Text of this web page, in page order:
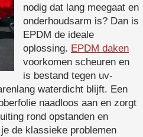
nodig dat lang meegaat en
onderhoudsarm is? Dan is
EPDM de ideale
oplossing. EPDM daken
voorkomen scheuren en
is bestand tegen uv-
waterdicht blijft. Een
naadloos aan en zorgt
rond opstanden en
de klassieke problemen